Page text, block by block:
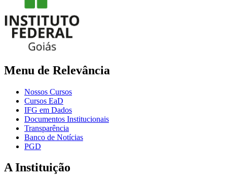
Menu de Relevância
Nossos Cursos
Cursos EaD
IFG em Dados
Documentos Institucionais
Transparência
Banco de Notícias
PGD
A Instituição